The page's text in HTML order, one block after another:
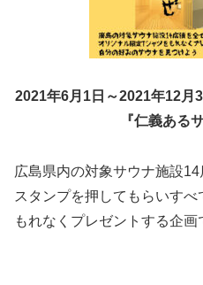
2021年6月1日～2021年12月
『仁義ある
広島県内の対象サウナ施設
スタンプを押してもらいす
もれなくプレゼントする企画